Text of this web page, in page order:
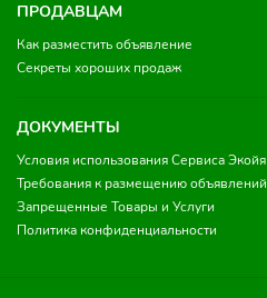
ПРОДАВЦАМ
Как разместить объявление
Секреты хороших продаж
ДОКУМЕНТЫ
Условия использования Сервиса Экойя
Требования к размещению объявлений
Запрещенные Товары и Услуги
Политика конфиденциальности